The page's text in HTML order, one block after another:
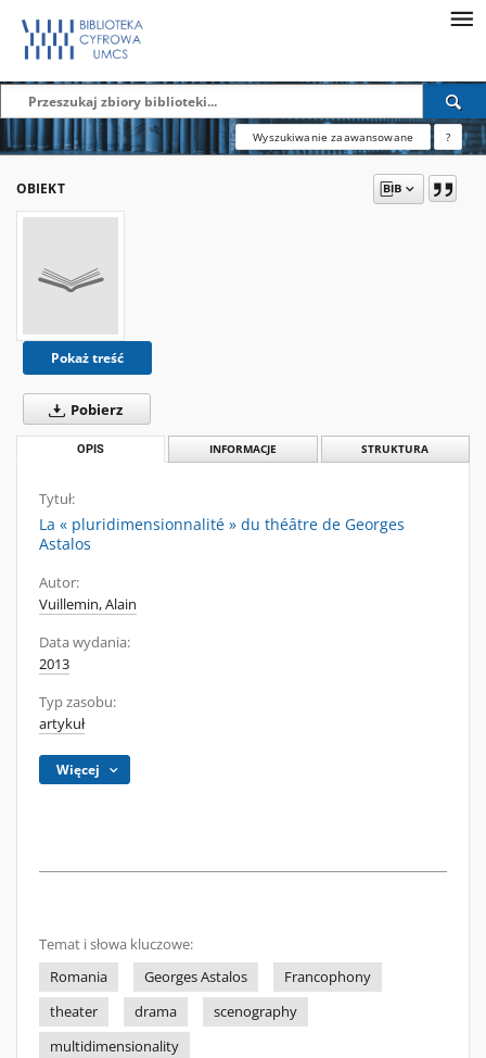
Wyszukiwanie zaawansowane ?
OBIEKT
Pokaż treść
Pobierz
OPIS INFORMACJE STRUKTURA
Tytuł:
La « pluridimensionnalité » du théâtre de Georges
Astalos
Autor:
Vuillemin, Alain
Data wydania:
2013
Typ zasobu:
artykuł
Więcej
Temat i słowa kluczowe:
Romania
Georges Astalos
Francophony
theater
drama
scenography
multidimensionality